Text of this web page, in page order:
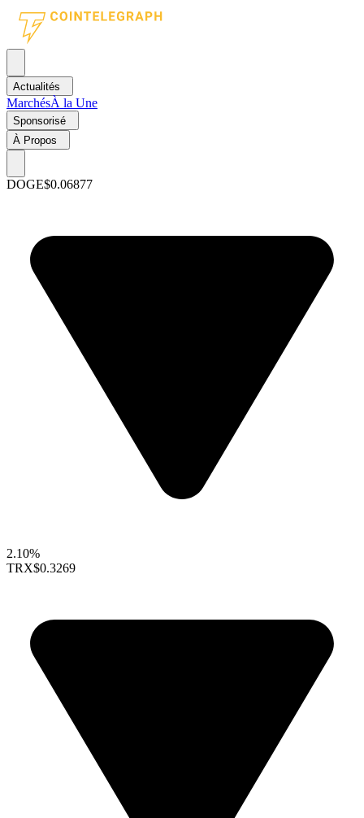
Actualités
MarchésÀ la Une
Sponsorisé
À Propos
DOGE$0.06877
2.10%
TRX$0.3269